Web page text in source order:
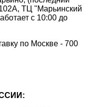
ТЦ "Марьинский
с 10:00 до
по Москве - 700